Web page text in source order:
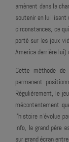
amènent dans la
soutenir en lui lisant
circonstances, ce
porté sur les jeux
America derrière lui)
Cette méthode de
permanent
Régulièrement, le
mécontentement
l'histoire n'évolue
info, le grand père
sur grand écran